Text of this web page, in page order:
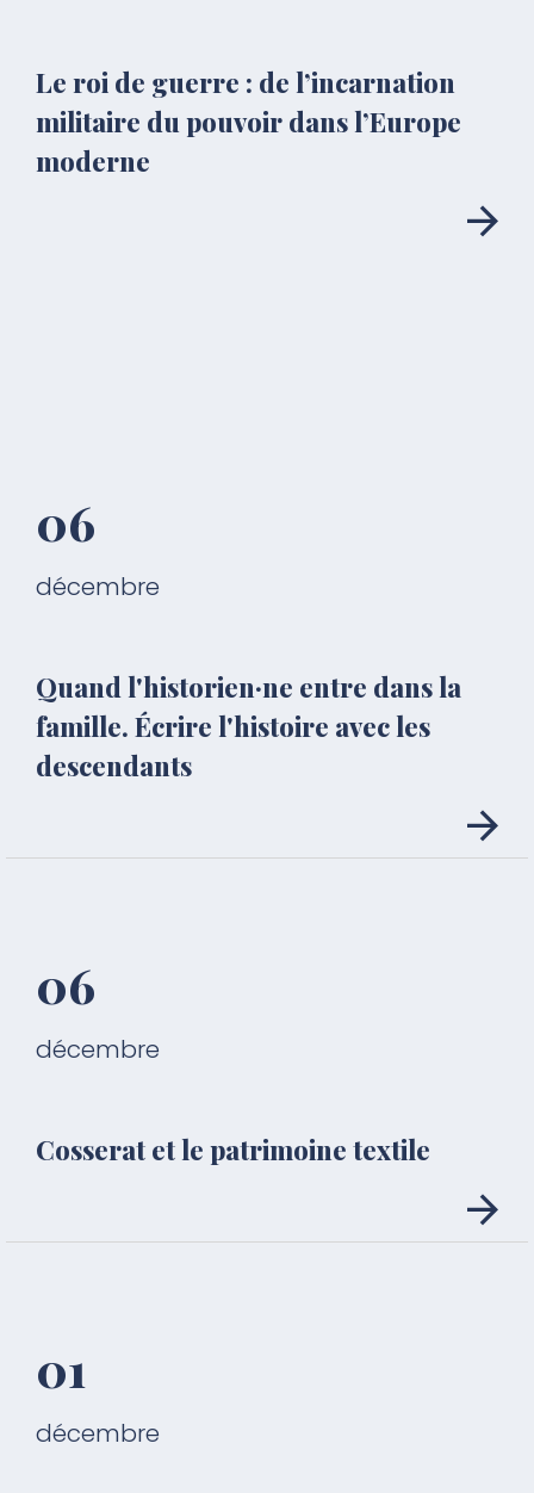
Le roi de guerre : de l’incarnation
militaire du pouvoir dans l’Europe
moderne
06
décembre
Quand l'historien·ne entre dans la
famille. Écrire l'histoire avec les
descendants
06
décembre
Cosserat et le patrimoine textile
01
décembre